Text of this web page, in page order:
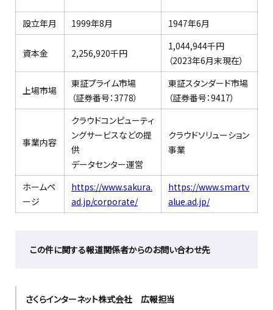
設立年月 1999年8月 1947年6月
資本金 2,256,920千円
1,044,944千円
（2023年6月末現在）
上場市場
東証プライム市場
（証券番号：3778）
東証スタンダード市場
（証券番号：9417）
事業内容
クラウドコンピューティ
ングサービスなどの提
供
データセンター運営
クラウドソリューション
事業
ホームペ
ージ
https://www.sakura.
ad.jp/corporate/
https://www.smartv
alue.ad.jp/
この件に関する報道関係者からのお問い合わせ先
さくらインターネット株式会社 広報担当